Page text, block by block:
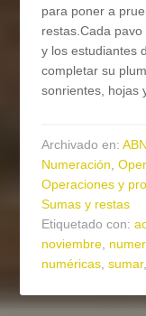
para poner a
restas.Cada
y los estudiantes
completar su
sonrientes, hojas
Archivado en:ABN
Numeración,
Operaciones y
Sumas y restas
Etiquetado con:
noviembre,
numéricas,sumar